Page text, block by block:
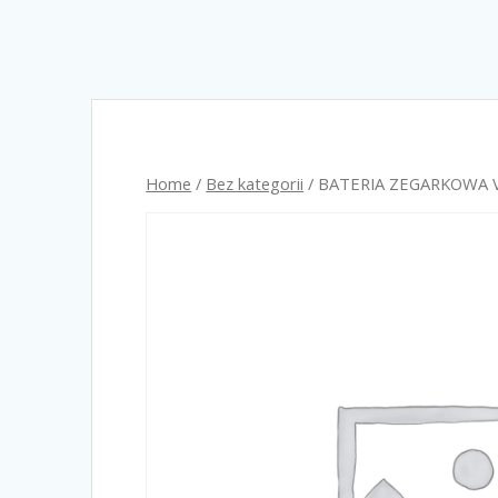
Home / Bez kategorii / BATERIA ZEGARKOWA